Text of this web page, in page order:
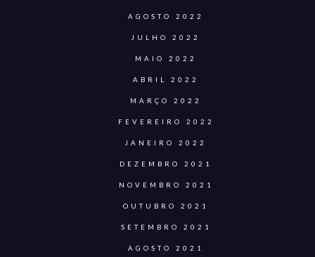
AGOSTO 2022
JULHO 2022
MAIO 2022
ABRIL 2022
MARÇO 2022
FEVEREIRO 2022
JANEIRO 2022
DEZEMBRO 2021
NOVEMBRO 2021
OUTUBRO 2021
SETEMBRO 2021
AGOSTO 2021